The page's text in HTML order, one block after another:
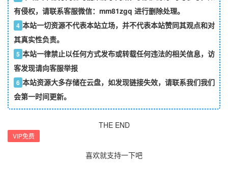
有侵权，请联系客服微信：mm81zgq 进行删除处理。
4 本站一切资源不代表本站立场，并不代表本站赞同其观点和对
其真实性负责。
5 本站一律禁止以任何方式发布或转载任何违法的相关信息，访
客发现请向客服举报
6 本站资源大多存储在云盘，如发现链接失效，请联系我们我们
会第一时间更新。
THE END
VIP免费
喜欢就支持一下吧